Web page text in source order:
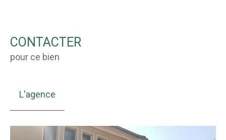
CONTACTER
pour ce bien
L'agence